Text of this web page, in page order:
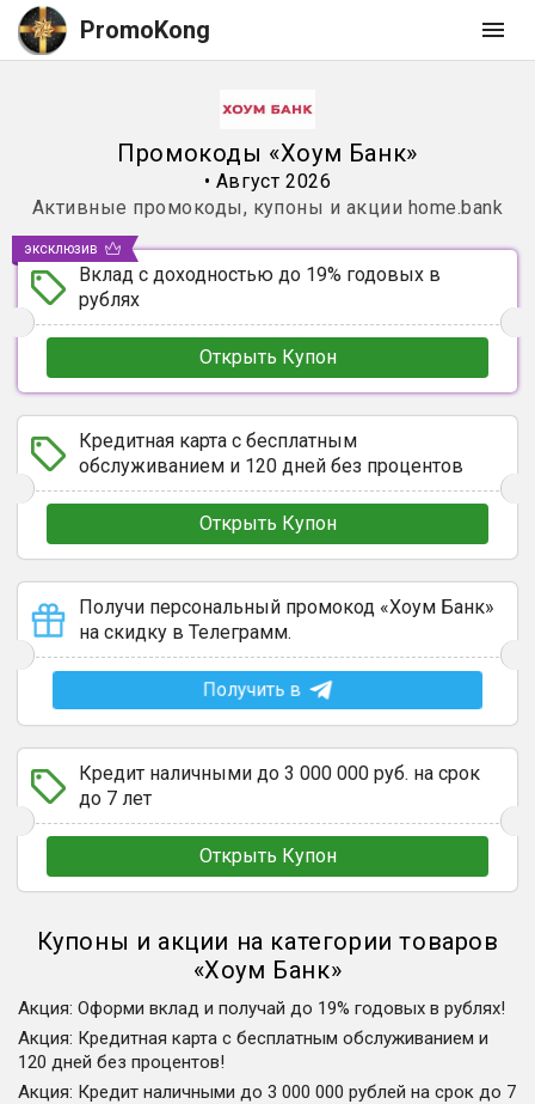
PromoKong
Промокоды «Хоум Банк»
• Август 2026
Активные промокоды, купоны и акции home.bank
Вклад с доходностью до 19% годовых в
рублях
Открыть Купон
эксклюзив
Кредитная карта с бесплатным
обслуживанием и 120 дней без процентов
Открыть Купон
Получи персональный промокод «Хоум Банк»
на скидку в Телеграмм.
Получить в
Кредит наличными до 3 000 000 руб. на срок
до 7 лет
Открыть Купон
Купоны и акции на категории товаров
«Хоум Банк»
Акция: Оформи вклад и получай до 19% годовых в рублях!
Акция: Кредитная карта с бесплатным обслуживанием и
120 дней без процентов!
Акция: Кредит наличными до 3 000 000 рублей на срок до 7